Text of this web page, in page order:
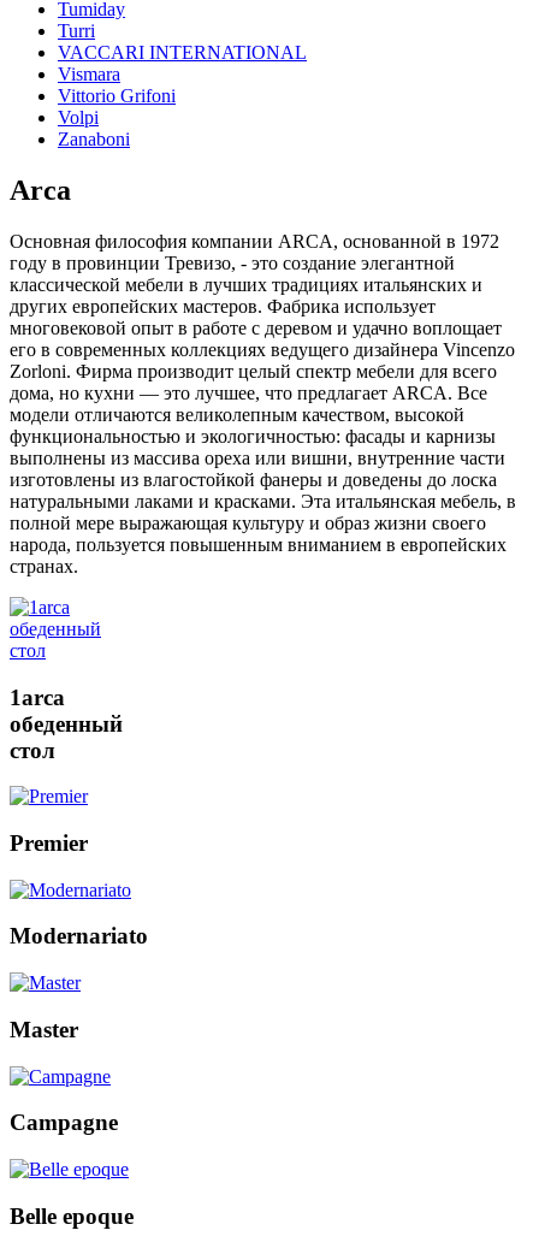
Tumiday
Turri
VACCARI INTERNATIONAL
Vismara
Vittorio Grifoni
Volpi
Zanaboni
Arca
Основная философия компании ARCA, основанной в 1972
году в провинции Тревизо, - это создание элегантной
классической мебели в лучших традициях итальянских и
других европейских мастеров. Фабрика использует
многовековой опыт в работе с деревом и удачно воплощает
его в современных коллекциях ведущего дизайнера Vincenzo
Zorloni. Фирма производит целый спектр мебели для всего
дома, но кухни — это лучшее, что предлагает ARCA. Все
модели отличаются великолепным качеством, высокой
функциональностью и экологичностью: фасады и карнизы
выполнены из массива ореха или вишни, внутренние части
изготовлены из влагостойкой фанеры и доведены до лоска
натуральными лаками и красками. Эта итальянская мебель, в
полной мере выражающая культуру и образ жизни своего
народа, пользуется повышенным вниманием в европейских
странах.
1arca
обеденный
стол
Premier
Modernariato
Master
Campagne
Belle epoque